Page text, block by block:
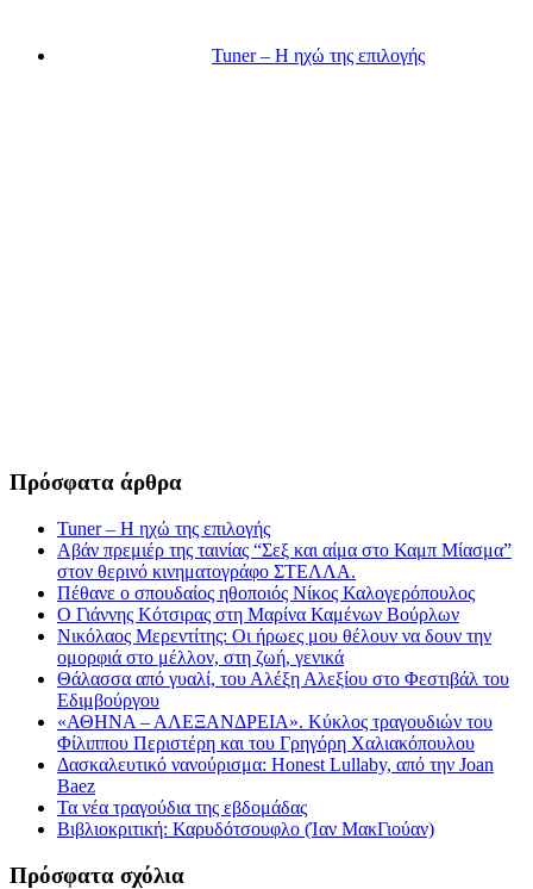
Tuner – Η ηχώ της επιλογής
Πρόσφατα άρθρα
Tuner – Η ηχώ της επιλογής
Αβάν πρεμιέρ της ταινίας “Σεξ και αίμα στο Καμπ Μίασμα”
στον θερινό κινηματογράφο ΣΤΕΛΛΑ.
Πέθανε ο σπουδαίος ηθοποιός Νίκος Καλογερόπουλος
Ο Γιάννης Κότσιρας στη Μαρίνα Καμένων Βούρλων
Νικόλαος Μερεντίτης: Οι ήρωες μου θέλουν να δουν την
ομορφιά στο μέλλον, στη ζωή, γενικά
Θάλασσα από γυαλί, του Αλέξη Αλεξίου στο Φεστιβάλ του
Εδιμβούργου
«ΑΘΗΝΑ – ΑΛΕΞΑΝΔΡΕΙΑ». Κύκλος τραγουδιών του
Φίλιππου Περιστέρη και του Γρηγόρη Χαλιακόπουλου
Δασκαλευτικό νανούρισμα: Honest Lullaby, από την Joan
Baez
Τα νέα τραγούδια της εβδομάδας
Βιβλιοκριτική: Καρυδότσουφλο (Ίαν ΜακΓιούαν)
Πρόσφατα σχόλια